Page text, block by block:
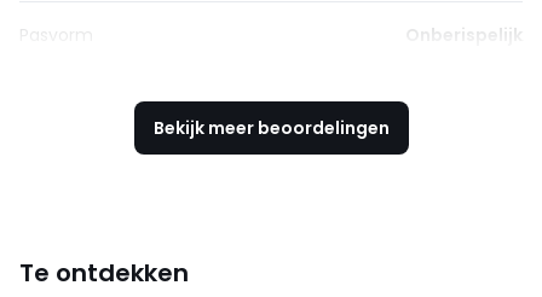
Pasvorm Onberispelijk
Bekijk meer beoordelingen
Te ontdekken